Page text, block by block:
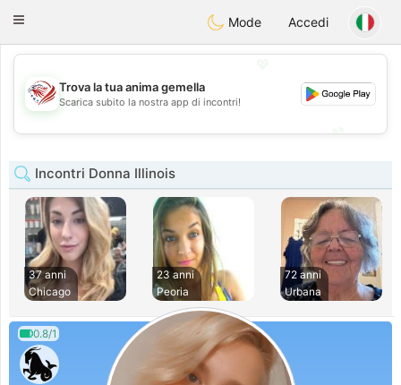
StatesDating
Toggle
Mode Accedi
💖
💕
Trova la tua anima gemella
Scarica subito la nostra app di incontri!
Incontri Donna Illinois
37 anni
Chicago
23 anni
Peoria
72 anni
Urbana
0.8/1